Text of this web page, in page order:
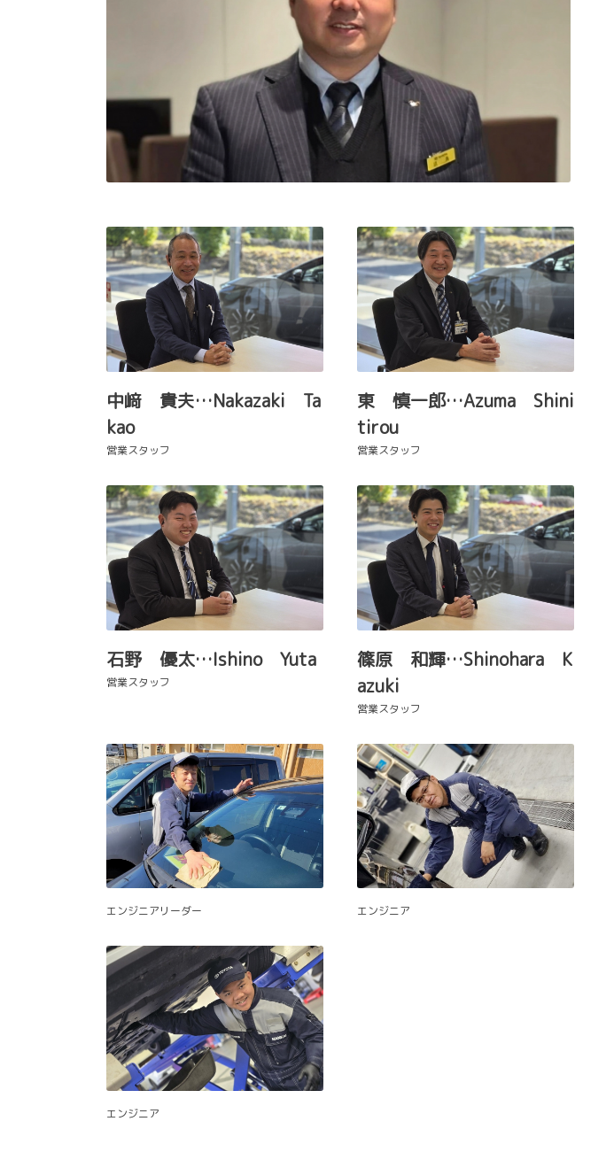
中﨑 貴夫…Nakazaki Ta
kao
営業スタッフ
東 慎一郎…Azuma Shini
tirou
営業スタッフ
石野 優太…Ishino Yuta
営業スタッフ
篠原 和輝…Shinohara K
azuki
営業スタッフ
エンジニアリーダー エンジニア
エンジニア